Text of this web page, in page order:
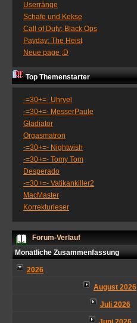
Userränge
Schafe und Kekse
Call of Duty: Black Ops
Payday: The Heist
Neue page ;D
Top Themenstarter
-=30+=- Uhryel
-=30+=- MesserPaule
Gladiator
Orgasmatron
-=30+=- Nightwish
-=30+=- Tomy Tom
Desperado
-=30+=- Vatikankiller2
MacMaster
Korrekturleser
Forum-Verlauf
Monatliche Zusammenfassung
2026
August 2026
Juli 2026